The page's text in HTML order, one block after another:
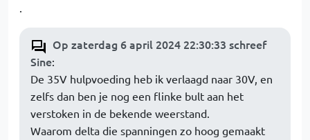
.
Op zaterdag 6 april 2024 22:30:33 schreef
Sine:
De 35V hulpvoeding heb ik verlaagd naar 30V, en
zelfs dan ben je nog een flinke bult aan het
verstoken in de bekende weerstand.
Waarom delta die spanningen zo hoog gemaakt